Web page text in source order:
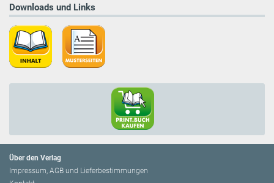
Downloads und Links
Über den Verlag
Impressum, AGB und Lieferbestimmungen